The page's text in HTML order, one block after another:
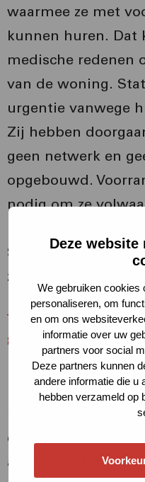
Deze website
We gebruiken cookies
personaliseren, om
en om ons
informatie over uw
partners voor social
Deze partners kunnen
andere informatie die u
hebben verzameld op
waarmee ze met
kunnen huren. Dat
medische redenen
van de woning.
urgentie vanwege
Zij hebben
geen netwerk en
opgebouwd.
nodig om ze
Statushouders zijn
zoek naar een veilig
Wegnemen
schrijnende
Met het
moeten
regulier
de praktijk pas
asielprocedure.